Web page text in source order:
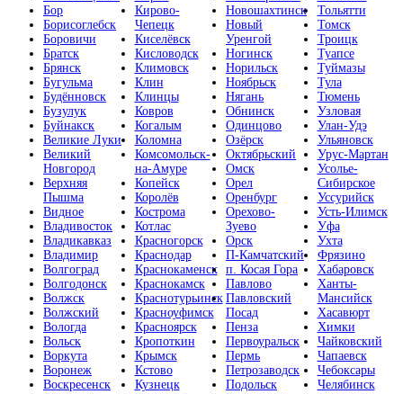
Бор
Борисоглебск
Боровичи
Братск
Брянск
Бугульма
Будённовск
Бузулук
Буйнакск
Великие Луки
Великий
Новгород
Верхняя
Пышма
Видное
Владивосток
Владикавказ
Владимир
Волгоград
Волгодонск
Волжск
Волжский
Вологда
Вольск
Воркута
Воронеж
Воскресенск
Кирово-
Чепецк
Киселёвск
Кисловодск
Климовск
Клин
Клинцы
Ковров
Когалым
Коломна
Комсомольск-
на-Амуре
Копейск
Королёв
Кострома
Котлас
Красногорск
Краснодар
Краснокаменск
Краснокамск
Краснотурьинск
Красноуфимск
Красноярск
Кропоткин
Крымск
Кстово
Кузнецк
Новошахтинск
Новый
Уренгой
Ногинск
Норильск
Ноябрьск
Нягань
Обнинск
Одинцово
Озёрск
Октябрьский
Омск
Орел
Оренбург
Орехово-
Зуево
Орск
П-Камчатский
п. Косая Гора
Павлово
Павловский
Посад
Пенза
Первоуральск
Пермь
Петрозаводск
Подольск
Тольятти
Томск
Троицк
Туапсе
Туймазы
Тула
Тюмень
Узловая
Улан-Удэ
Ульяновск
Урус-Мартан
Усолье-
Сибирское
Уссурийск
Усть-Илимск
Уфа
Ухта
Фрязино
Хабаровск
Ханты-
Мансийск
Хасавюрт
Химки
Чайковский
Чапаевск
Чебоксары
Челябинск